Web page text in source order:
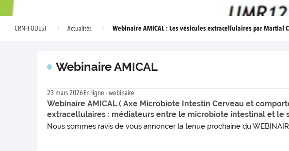
CRNH OUEST Actualités Webinaire AMICAL : Les vésicules extracellulaires par Martial
Webinaire AMICAL
23 mars 2026En ligne - webinaire
Webinaire AMICAL ( Axe Microbiote Intestin Cerveau et
extracellulaires : médiateurs entre le microbiote intestinal et le
Nous sommes ravis de vous annoncer la tenue prochaine du